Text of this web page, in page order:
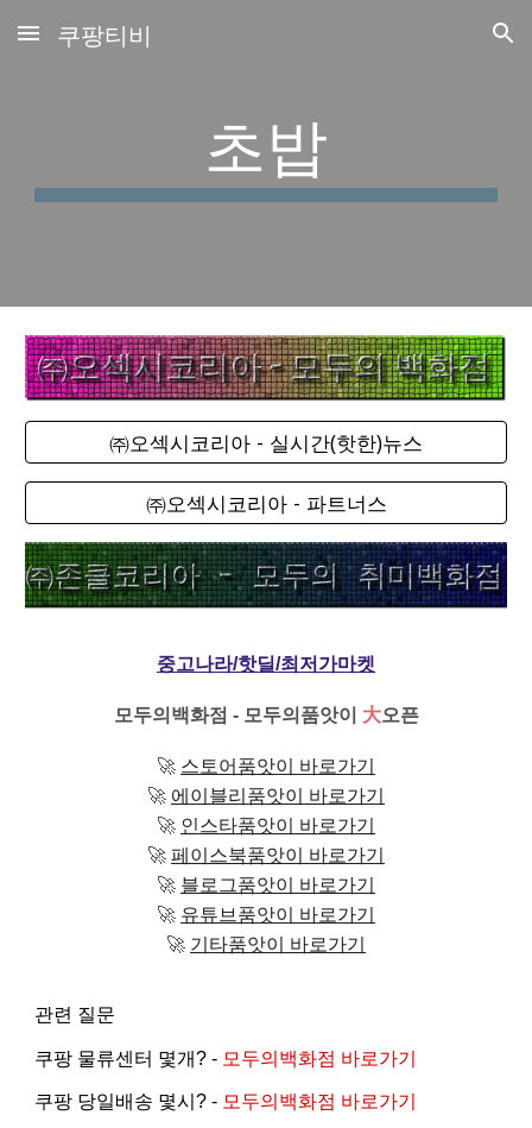
Skip to main content Skip to navigation
쿠팡티비
초밥
㈜오섹시코리아 - 실시간(핫한)뉴스
㈜오섹시코리아 - 파트너스
중고나라/핫딜/최저가마켓
모두의백화점 - 모두의품앗이 大오픈
🚀 스토어품앗이 바로가기
🚀 에이블리품앗이 바로가기
🚀 인스타품앗이 바로가기
🚀 페이스북품앗이 바로가기
🚀 블로그품앗이 바로가기
🚀 유튜브품앗이 바로가기
🚀 기타품앗이 바로가기
관련 질문
쿠팡 물류센터 몇개? - 모두의백화점 바로가기
쿠팡 당일배송 몇시? - 모두의백화점 바로가기